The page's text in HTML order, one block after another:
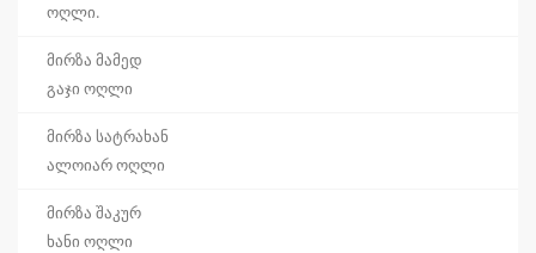
ოღლი.
მირზა მამედ
გაჯი ოღლი
მირზა სატრახან
ალოიარ ოღლი
მირზა შაკურ
ხანი ოღლი